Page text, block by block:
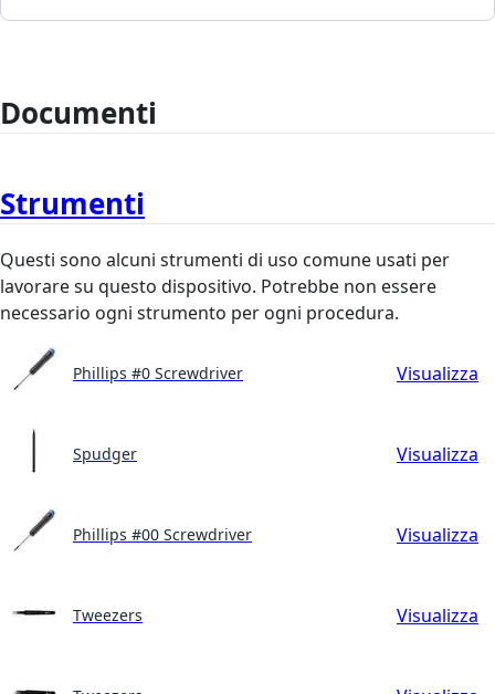
Documenti
Strumenti
Questi sono alcuni strumenti di uso comune usati per
lavorare su questo dispositivo. Potrebbe non essere
necessario ogni strumento per ogni procedura.
Phillips #0 Screwdriver Visualizza
Spudger Visualizza
Phillips #00 Screwdriver Visualizza
Tweezers Visualizza